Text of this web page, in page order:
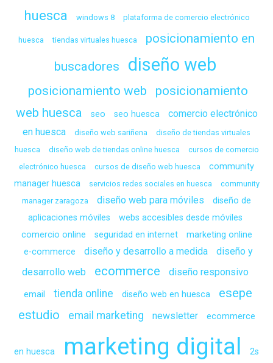
huesca
windows 8 plataforma de comercio electrónico
huesca tiendas virtuales huesca
posicionamiento en
buscadores
diseño web
posicionamiento web
posicionamiento
web huesca
seo seo huesca
comercio electrónico
en huesca
diseño web sariñena
diseño de tiendas virtuales
huesca
diseño web de tiendas online huesca
cursos de comercio
electrónico huesca
cursos de diseño web huesca
community
manager huesca
servicios redes sociales en huesca
community
manager zaragoza
diseño web para móviles
diseño de
aplicaciones móviles
webs accesibles desde móviles
comercio online
seguridad en internet
marketing online
e-commerce
diseño y desarrollo a medida
diseño y
desarrollo web
ecommerce diseño responsivo
email tienda online diseño web en huesca
esepe
estudio
email marketing newsletter ecommerce
en huesca marketing digital 2s